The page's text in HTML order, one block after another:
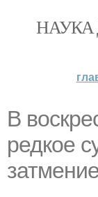
НАУКА
В
редкое